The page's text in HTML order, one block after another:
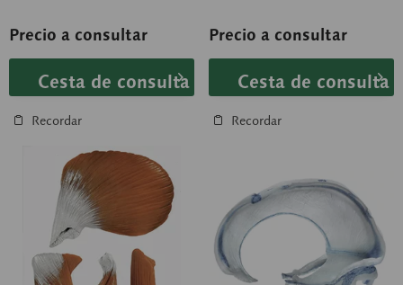
Precio a consultar
Cesta de consulta
Recordar
Precio a consultar
Cesta de consulta
Recordar